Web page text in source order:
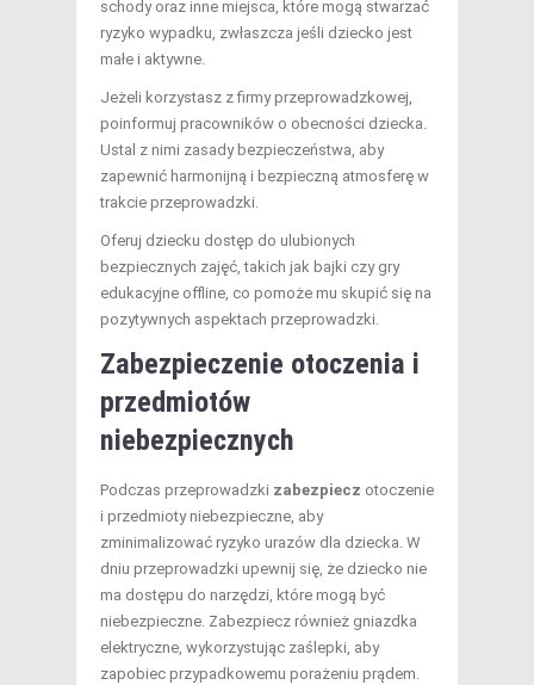
schody oraz inne miejsca, które mogą stwarzać
ryzyko wypadku, zwłaszcza jeśli dziecko jest
małe i aktywne.
Jeżeli korzystasz z firmy przeprowadzkowej,
poinformuj pracowników o obecności dziecka.
Ustal z nimi zasady bezpieczeństwa, aby
zapewnić harmonijną i bezpieczną atmosferę w
trakcie przeprowadzki.
Oferuj dziecku dostęp do ulubionych
bezpiecznych zajęć, takich jak bajki czy gry
edukacyjne offline, co pomoże mu skupić się na
pozytywnych aspektach przeprowadzki.
Zabezpieczenie otoczenia i
przedmiotów
niebezpiecznych
Podczas przeprowadzki zabezpiecz otoczenie
i przedmioty niebezpieczne, aby
zminimalizować ryzyko urazów dla dziecka. W
dniu przeprowadzki upewnij się, że dziecko nie
ma dostępu do narzędzi, które mogą być
niebezpieczne. Zabezpiecz również gniazdka
elektryczne, wykorzystując zaślepki, aby
zapobiec przypadkowemu porażeniu prądem.